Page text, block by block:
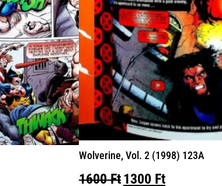
Wolverine, Vol. 2 (1998) 123A
1600FtOriginal
1300 FtCurrent